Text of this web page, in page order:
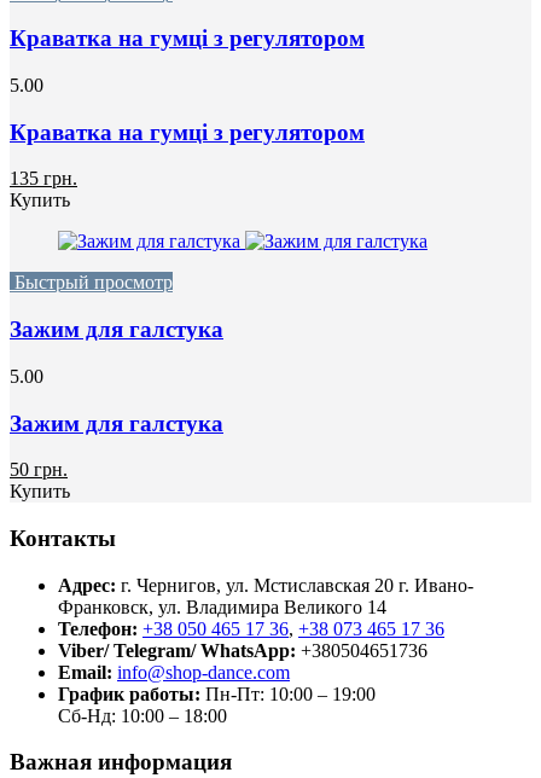
Краватка на гумці з регулятором
5.00
Краватка на гумці з регулятором
135 грн.
Купить
Быстрый просмотр
Зажим для галстука
5.00
Зажим для галстука
50 грн.
Купить
Контакты
Адрес: г. Чернигов, ул. Мстиславская 20 г. Ивано-
Франковск, ул. Владимира Великого 14
Телефон: +38 050 465 17 36, +38 073 465 17 36
Viber/ Telegram/ WhatsApp: +380504651736
Email: info@shop-dance.com
График работы: Пн-Пт: 10:00 – 19:00
Сб-Нд: 10:00 – 18:00
Важная информация